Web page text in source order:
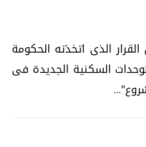
الذى اتخذته الحكومة
السكنية الجديدة فى